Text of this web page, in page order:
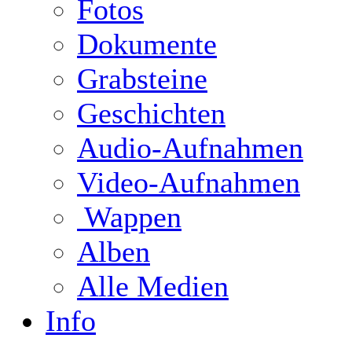
Fotos
Dokumente
Grabsteine
Geschichten
Audio-Aufnahmen
Video-Aufnahmen
Wappen
Alben
Alle Medien
Info